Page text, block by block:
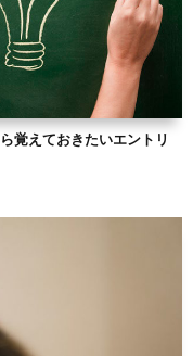
覚えておきたいエントリ